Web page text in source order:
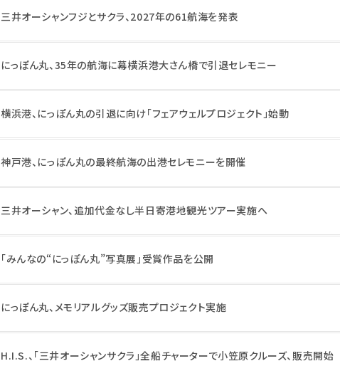
三井オーシャンフジとサクラ、2027年の61航海を発表
にっぽん丸、35年の航海に幕横浜港大さん橋で引退セレモニー
横浜港、にっぽん丸の引退に向け「フェアウェルプロジェクト」始動
神戸港、にっぽん丸の最終航海の出港セレモニーを開催
三井オーシャン、追加代金なし半日寄港地観光ツアー実施へ
「みんなの“にっぽん丸”写真展」受賞作品を公開
にっぽん丸、メモリアルグッズ販売プロジェクト実施
H.I.S.、「三井オーシャンサクラ」全船チャーターで小笠原クルーズ、販売開始